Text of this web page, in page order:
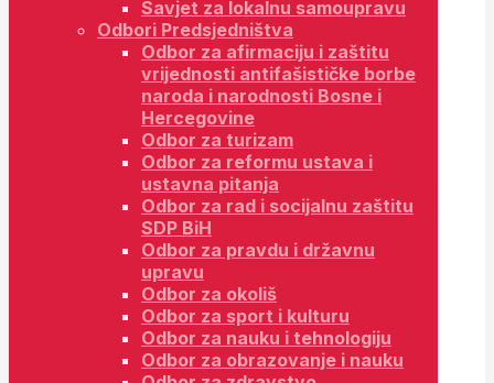
Savjet za lokalnu samoupravu
Odbori Predsjedništva
Odbor za afirmaciju i zaštitu
vrijednosti antifašističke borbe
naroda i narodnosti Bosne i
Hercegovine
Odbor za turizam
Odbor za reformu ustava i
ustavna pitanja
Odbor za rad i socijalnu zaštitu
SDP BiH
Odbor za pravdu i državnu
upravu
Odbor za okoliš
Odbor za sport i kulturu
Odbor za nauku i tehnologiju
Odbor za obrazovanje i nauku